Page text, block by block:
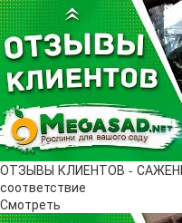
ОТЗЫВЫ КЛИЕНТОВ -
соответствие
Смотреть